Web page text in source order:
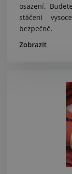
osazení.
stáčení
bezpečně.
Zobrazit